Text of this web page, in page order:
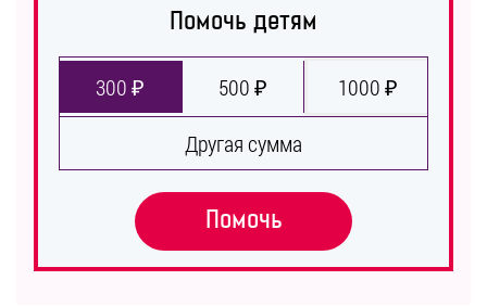
Помочь детям
300 ₽ 500 ₽
1000 ₽
Другая сумма
Помочь